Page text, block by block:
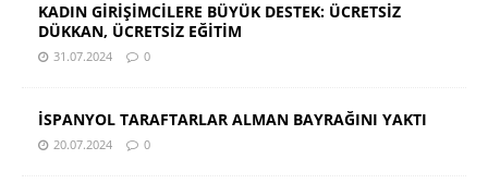
KADIN GİRİŞİMCİLERE BÜYÜK DESTEK: ÜCRETSİZ
DÜKKAN, ÜCRETSİZ EĞİTİM
31.07.2024 0
İSPANYOL TARAFTARLAR ALMAN BAYRAĞINI YAKTI
20.07.2024 0